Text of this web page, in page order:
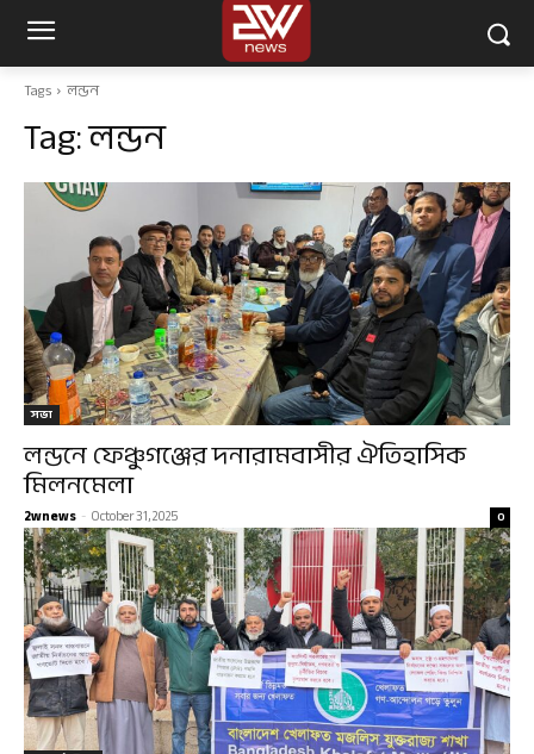
Tags লন্ডন
Tag:লন্ডন
সভা
লন্ডনে ফেঞ্চুগঞ্জের দনারামবাসীর ঐতিহাসিক
মিলনমেলা
2wnews - October 31, 2025 0